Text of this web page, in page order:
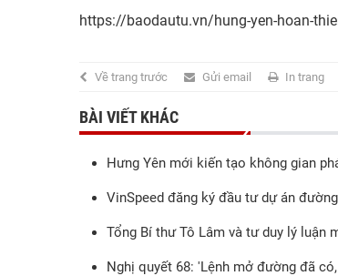
https://baodautu.vn/hung-yen-hoan-
Về trang trước Gửi email In trang
BÀI VIẾT KHÁC
Hưng Yên mới kiến tạo không gian
VinSpeed đăng ký đầu tư dự án
Tổng Bí thư Tô Lâm và tư duy lý luận
Nghị quyết 68: 'Lệnh mở đường đã